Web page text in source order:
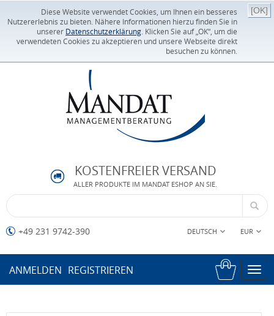
Diese Website verwendet Cookies, um Ihnen ein besseres
Nutzererlebnis zu bieten. Nähere Informationen hierzu finden Sie in
unserer Datenschutzerklärung . Klicken Sie auf „OK“, um die
verwendeten Cookies zu akzeptieren und unsere Webseite direkt
besuchen zu können.
[OK]
KOSTENFREIER VERSAND
ALLER PRODUKTE IM MANDAT ESHOP AN SIE.
+49 231 9742-390 DEUTSCH EUR
ANMELDEN REGISTRIEREN